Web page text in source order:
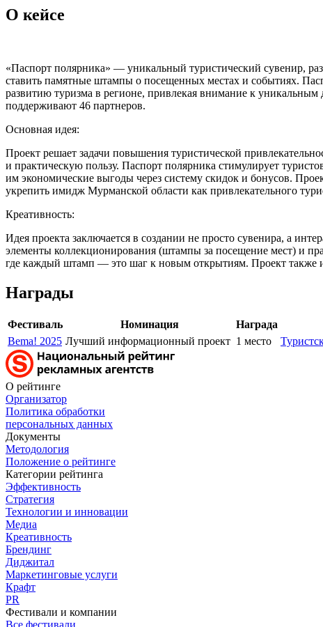
О кейсе
«Паспорт полярника» — уникальный туристический сувенир,
ставить памятные штампы о посещенных местах и событиях.
развитию туризма в регионе, привлекая внимание к уникальным
поддерживают 46 партнеров.
Основная идея:
Проект решает задачи повышения туристической
и практическую пользу. Паспорт полярника стимулирует
им экономические выгоды через систему скидок и бонусов.
укрепить имидж Мурманской области как привлекательного
Креативность:
Идея проекта заключается в создании не просто сувенира, а
элементы коллекционирования (штампы за посещение мест) и
где каждый штамп — это шаг к новым открытиям. Проект также
Награды
Фестиваль Номинация Награда
Bema! 2025 Лучший информационный проект 1 место
О рейтинге
Организатор
Политика обработки
персональных данных
Документы
Методология
Положение о рейтинге
Категории рейтинга
Эффективность
Стратегия
Технологии и инновации
Медиа
Креативность
Брендинг
Диджитал
Маркетинговые услуги
Крафт
PR
Фестивали и компании
Все фестивали